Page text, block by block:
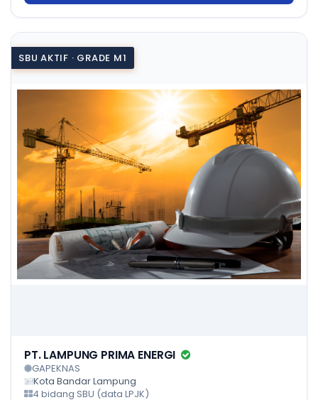
SBU AKTIF · GRADE M1
PT. LAMPUNG PRIMA ENERGI
GAPEKNAS
Kota Bandar Lampung
4 bidang SBU (data LPJK)